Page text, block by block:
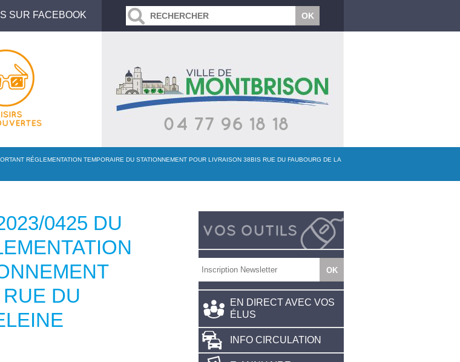
SUR FACEBOOK
RÉGLEMENTATION TEMPORAIRE DU STATIONNEMENT POUR LIVRAISON 38BIS RUE DU FAUBOURG DE LA
0425 DU
DU
EN DIRECT AVEC VOS
ÉLUS
INFO CIRCULATION